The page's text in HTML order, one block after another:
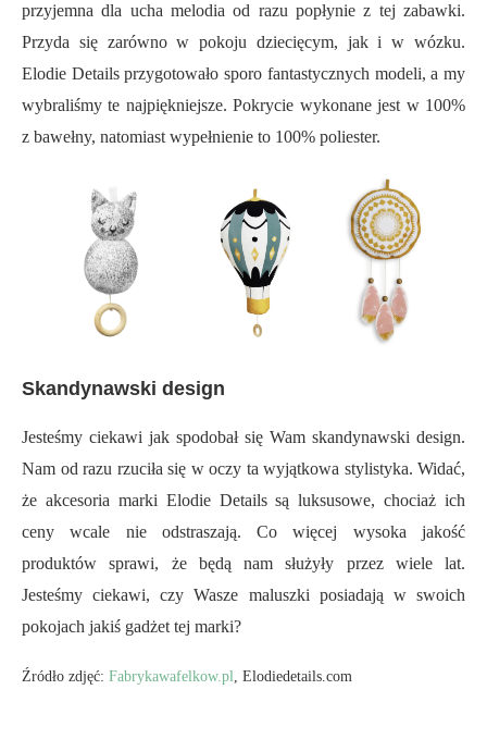
przyjemna dla ucha melodia od razu popłynie z tej zabawki.
Przyda się zarówno w pokoju dziecięcym, jak i w wózku.
Elodie Details przygotowało sporo fantastycznych modeli, a my
wybraliśmy te najpiękniejsze. Pokrycie wykonane jest w 100%
z bawełny, natomiast wypełnienie to 100% poliester.
Skandynawski design
Jesteśmy ciekawi jak spodobał się Wam skandynawski design.
Nam od razu rzuciła się w oczy ta wyjątkowa stylistyka. Widać,
że akcesoria marki Elodie Details są luksusowe, chociaż ich
ceny wcale nie odstraszają. Co więcej wysoka jakość
produktów sprawi, że będą nam służyły przez wiele lat.
Jesteśmy ciekawi, czy Wasze maluszki posiadają w swoich
pokojach jakiś gadżet tej marki?
Źródło zdjęć: Fabrykawafelkow.pl, Elodiedetails.com